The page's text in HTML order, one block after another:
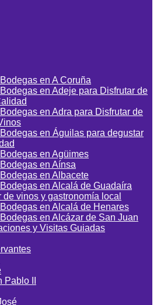
en A Coruña
en Adeje para Disfrutar de
en Adra para Disfrutar de
en Águilas para degustar
en Agüimes
en Aínsa
en Albacete
en Alcalá de Guadaíra
de vinos y gastronomía local
en Alcalá de Henares
en Alcázar de San Juan
y Visitas Guiadas
II